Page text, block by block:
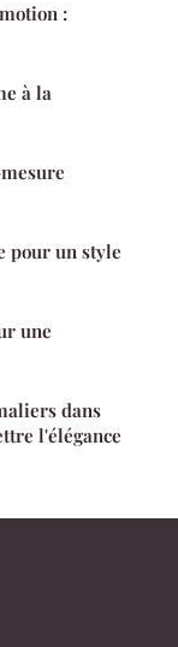
:
à la
pour un style
une
dans
l'élégance